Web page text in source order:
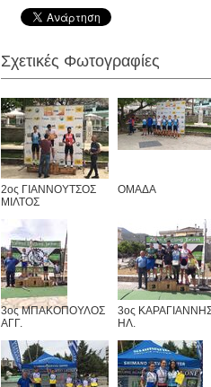
Σχετικές Φωτογραφίες
2ος ΓΙΑΝΝΟΥΤΣΟΣ
ΜΙΛΤΟΣ
ΟΜΑΔΑ
3ος ΜΠΑΚΟΠΟΥΛΟΣ
ΑΓΓ.
3ος
ΗΛ.